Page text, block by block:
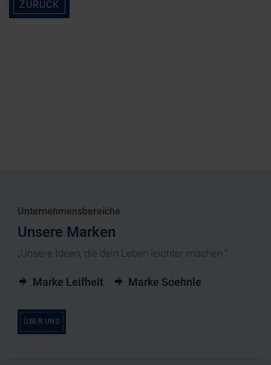
ZURÜCK
Unternehmensbereiche
Unsere Marken
„Unsere Ideen, die dein Leben leichter machen.“
Marke Leifheit Marke Soehnle
ÜBER UNS